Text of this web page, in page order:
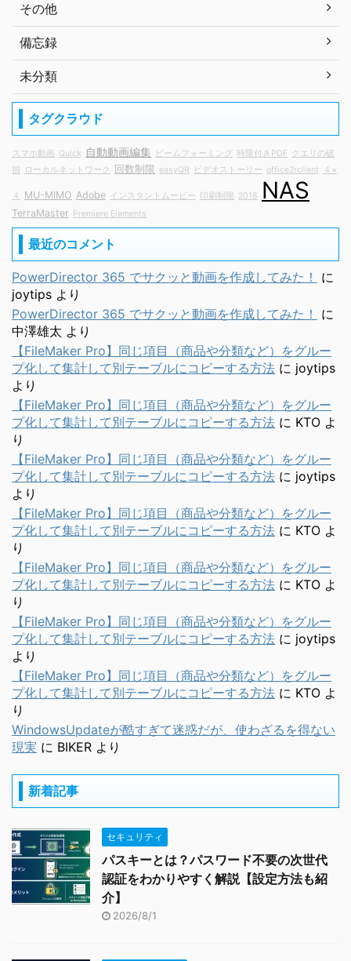
その他
備忘録
未分類
タグクラウド
スマホ動画 Quick 自動動画編集 ビームフォーミング 時限付きPDF
クエリの破
損
ローカルネットワーク 回数制限 easyQR ビデオストーリー office2rclient ４×
４ MU-MIMO Adobe インスタントムービー 印刷制限 2018 NAS
TerraMaster Premiere Elements
最近のコメント
PowerDirector 365 でサクッと動画を作成してみた！
に
joytips より
PowerDirector 365 でサクッと動画を作成してみた！
に
中澤雄太 より
【FileMaker Pro】同じ項目（商品や分類など）をグルー
プ化して集計して別テーブルにコピーする方法 に joytips
より
【FileMaker Pro】同じ項目（商品や分類など）をグルー
プ化して集計して別テーブルにコピーする方法 に KTO よ
り
【FileMaker Pro】同じ項目（商品や分類など）をグルー
プ化して集計して別テーブルにコピーする方法 に joytips
より
【FileMaker Pro】同じ項目（商品や分類など）をグルー
プ化して集計して別テーブルにコピーする方法 に KTO よ
り
【FileMaker Pro】同じ項目（商品や分類など）をグルー
プ化して集計して別テーブルにコピーする方法 に KTO よ
り
【FileMaker Pro】同じ項目（商品や分類など）をグルー
プ化して集計して別テーブルにコピーする方法 に joytips
より
【FileMaker Pro】同じ項目（商品や分類など）をグルー
プ化して集計して別テーブルにコピーする方法 に KTO よ
り
WindowsUpdateが酷すぎて迷惑だが、使わざるを得ない
現実 に BIKER より
新着記事
セキュリティ
パスキーとは？パスワード不要の次世代
認証をわかりやすく解説【設定方法も紹
介】
2026/8/1